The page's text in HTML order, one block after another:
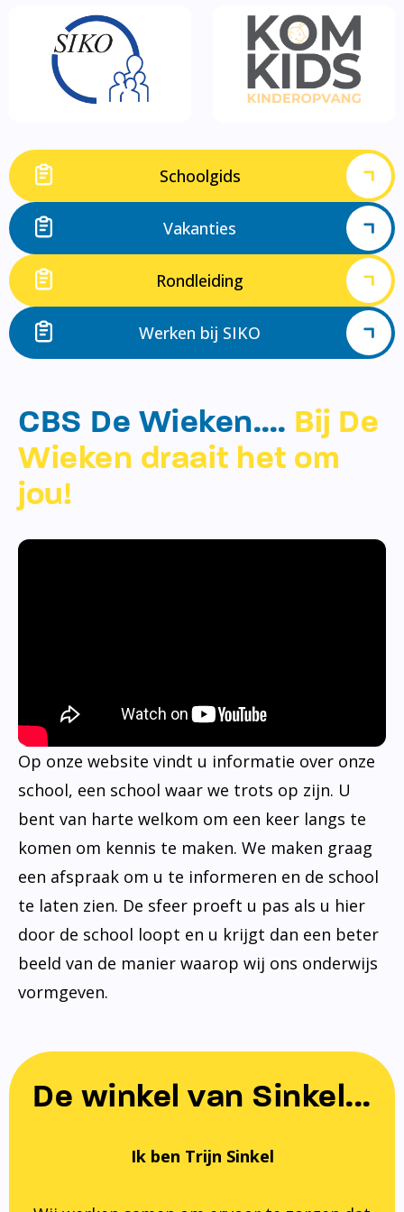
Schoolgids
Vakanties
Rondleiding
Werken bij SIKO
CBS De Wieken…. Bij De
Wieken draait het om
jou!
Op onze website vindt u informatie over onze
school, een school waar we trots op zijn. U
bent van harte welkom om een keer langs te
komen om kennis te maken. We maken graag
een afspraak om u te informeren en de school
te laten zien. De sfeer proeft u pas als u hier
door de school loopt en u krijgt dan een beter
beeld van de manier waarop wij ons onderwijs
vormgeven.
De winkel van Sinkel...
Ik ben Trijn Sinkel